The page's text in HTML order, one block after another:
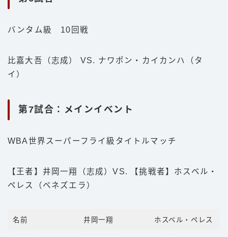
バンタム級 10回戦
比嘉大吾（志成） VS. ナワポン・カイカンハ（タ
イ）
第7試合：メインイベント
WBA世界スーパーフライ級タイトルマッチ
【王者】井岡一翔（志成）VS. 【挑戦者】ホスベル・
ペレス（ベネズエラ）
名前 井岡一翔 ホスベル・ペレス